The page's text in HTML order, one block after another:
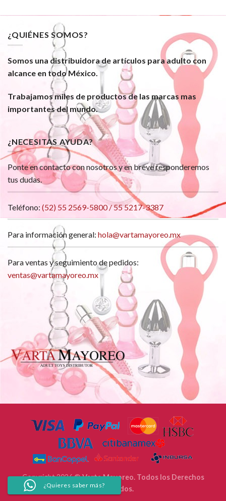
¿QUIÉNES SOMOS?
Somos una distribuidora de artículos para adulto con
alcance en todo México.
Trabajamos miles de productos de las marcas mas
importantes del mundo.
¿NECESITAS AYUDA?
Ponte en contacto con nosotros y en breve responderemos
tus dudas.
Teléfono: (52) 55 2569-5800 / 55 5217-3387
Para información general: hola@vartamayoreo.mx
Para ventas y seguimiento de pedidos:
ventas@vartamayoreo.mx
Copyright 2026 ©Varta Mayoreo. Todos los Derechos
Reservados.
¿Quieres saber más?